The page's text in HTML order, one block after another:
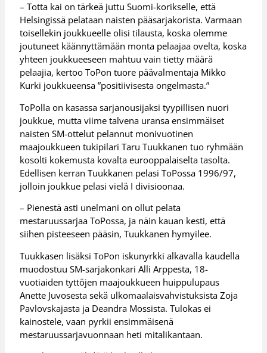
– Totta kai on tärkeä juttu Suomi-korikselle, että
Helsingissä pelataan naisten pääsarjakorista. Varmaan
toisellekin joukkueelle olisi tilausta, koska olemme
joutuneet käännyttämään monta pelaajaa ovelta, koska
yhteen joukkueeseen mahtuu vain tietty määrä
pelaajia, kertoo ToPon tuore päävalmentaja Mikko
Kurki joukkueensa ”positiivisesta ongelmasta.”
ToPolla on kasassa sarjanousijaksi tyypillisen nuori
joukkue, mutta viime talvena uransa ensimmäiset
naisten SM-ottelut pelannut monivuotinen
maajoukkueen tukipilari Taru Tuukkanen tuo ryhmään
kosolti kokemusta kovalta eurooppalaiselta tasolta.
Edellisen kerran Tuukkanen pelasi ToPossa 1996/97,
jolloin joukkue pelasi vielä I divisioonaa.
– Pienestä asti unelmani on ollut pelata
mestaruussarjaa ToPossa, ja näin kauan kesti, että
siihen pisteeseen pääsin, Tuukkanen hymyilee.
Tuukkasen lisäksi ToPon iskunyrkki alkavalla kaudella
muodostuu SM-sarjakonkari Alli Arppesta, 18-
vuotiaiden tyttöjen maajoukkueen huippulupaus
Anette Juvosesta sekä ulkomaalaisvahvistuksista Zoja
Pavlovskajasta ja Deandra Mossista. Tulokas ei
kainostele, vaan pyrkii ensimmäisenä
mestaruussarjavuonnaan heti mitalikantaan.